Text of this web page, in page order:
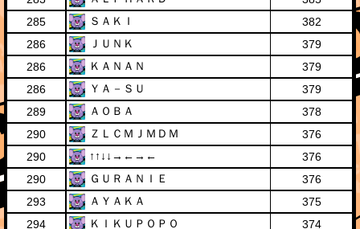
285
ＳＡＫＩ
382
286
ＪＵＮＫ
379
286
ＫＡＮＡＮ
379
286
ＹＡ－ＳＵ
379
289
ＡＯＢＡ
378
290
ＺＬＣＭＪＭＤＭ
376
290
↑↑↓↓→←→←
376
290
ＧＵＲＡＮＩＥ
376
293
ＡＹＡＫＡ
375
294
ＫＩＫＵＰＯＰＯ
374